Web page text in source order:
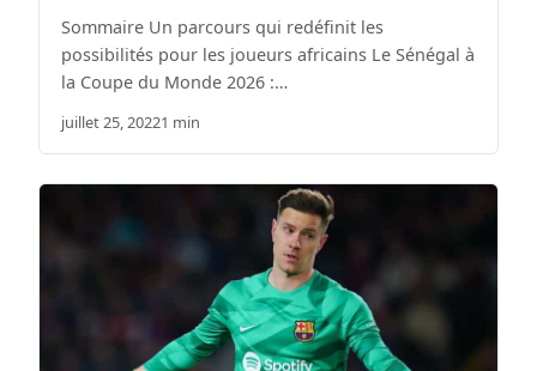
Sommaire Un parcours qui redéfinit les
possibilités pour les joueurs africains Le Sénégal à
la Coupe du Monde 2026 :…
juillet 25, 20221 min